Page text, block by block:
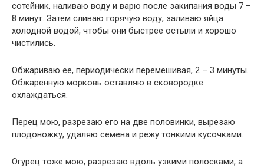
сотейник, наливаю воду и варю после закипания воды 7 –
8 минут. Затем сливаю горячую воду, заливаю яйца
холодной водой, чтобы они быстрее остыли и хорошо
чистились.
Обжариваю ее, периодически перемешивая, 2 – 3 минуты.
Обжаренную морковь оставляю в сковородке
охлаждаться.
Перец мою, разрезаю его на две половинки, вырезаю
плодоножку, удаляю семена и режу тонкими кусочками.
Огурец тоже мою, разрезаю вдоль узкими полосками, а